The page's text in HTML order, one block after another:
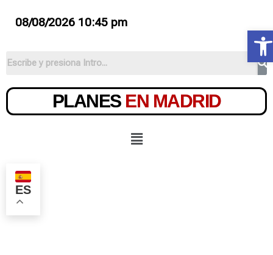
08/08/2026 10:45 pm
PLANES EN MADRID
ES